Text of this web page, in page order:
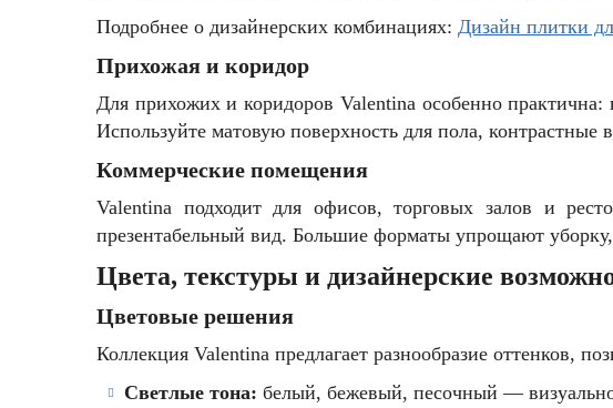
Подробнее о дизайнерских комбинациях: Дизайн плитки
Прихожая и коридор
Для прихожих и коридоров Valentina особенно практична:
Используйте матовую поверхность для пола,
Коммерческие помещения
Valentina подходит для офисов, торговых залов и
презентабельный вид. Большие форматы упрощают уборку,
Цвета, текстуры и дизайнерские
Цветовые решения
Коллекция Valentina предлагает разнообразие оттенков,
Светлые тона: белый, бежевый, песочный —